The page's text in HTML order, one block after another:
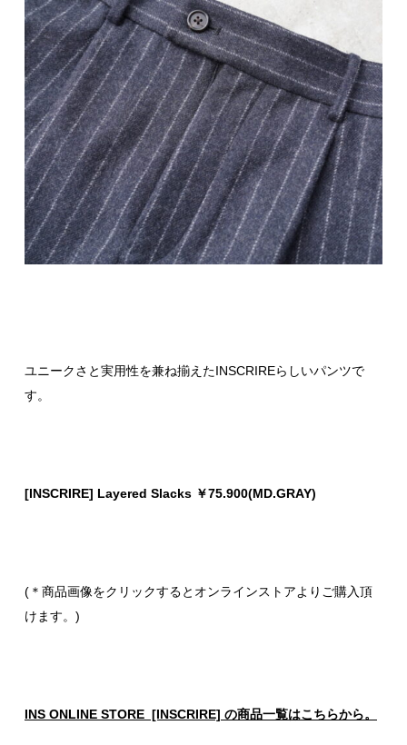
ユニークさと実用性を兼ね揃えたINSCRIREらしいパンツで
す。
[INSCRIRE] Layered Slacks ￥75.900(MD.GRAY)
(＊商品画像をクリックするとオンラインストアよりご購入頂
けます。)
INS ONLINE STORE [INSCRIRE] の商品一覧はこちらから。